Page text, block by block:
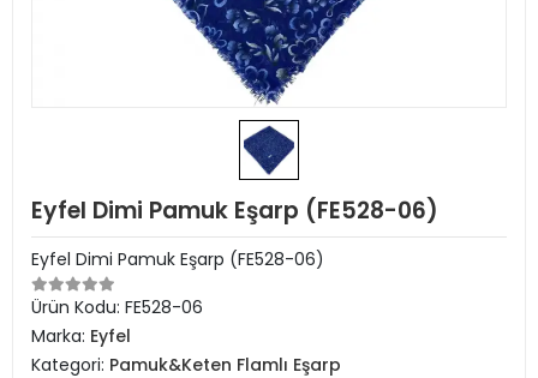
Eyfel Dimi Pamuk Eşarp (FE528-06)
Eyfel Dimi Pamuk Eşarp (FE528-06)
Ürün Kodu: FE528-06
Marka: Eyfel
Kategori: Pamuk&Keten Flamlı Eşarp